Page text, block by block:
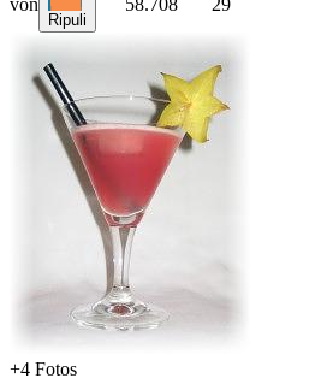
von
Ripuli
58.708 29
+4 Fotos